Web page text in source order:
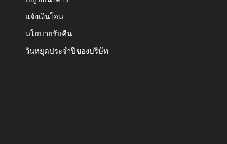
แจ้งเงินโอน
นโยบายรับคืน
วันหยุดประจำปีของบริษัท